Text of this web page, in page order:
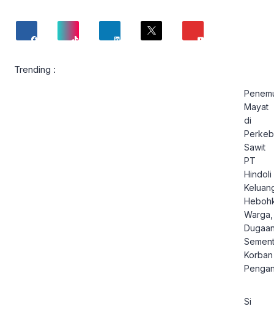
Trending :
Mayat
di
Sawit
PT
Hindoli
Warga,
Korban
Si